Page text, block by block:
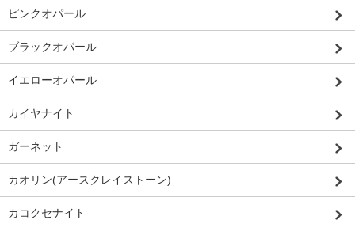
ピンクオパール
ブラックオパール
イエローオパール
カイヤナイト
ガーネット
カオリン(アースクレイストーン)
カコクセナイト